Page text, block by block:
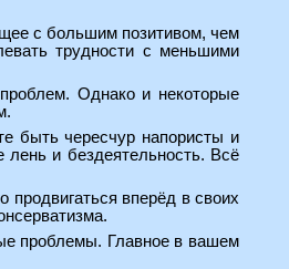
с большим позитивом, чем
трудности с меньшими
Однако и некоторые
быть чересчур напористы и
лень и бездеятельность. Всё
вперёд в своих
проблемы. Главное в вашем